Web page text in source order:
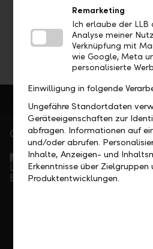
Teilen
Gerne für Sie da
Service Direkt
Telefonisch erreichbar von
bis 17.30 Uhr
Remarketing
Ich erlaube der LLB
Analyse meiner
Verknüpfung mit
wie Google, Meta
personalisierte
Einwilligung in folgende
Ungefähre Standortdaten
Geräteeigenschaften zur
abfragen. Informationen auf
und/oder abrufen.
Inhalte, Anzeigen- und
Erkenntnisse über Zielgruppen
Produktentwicklungen.